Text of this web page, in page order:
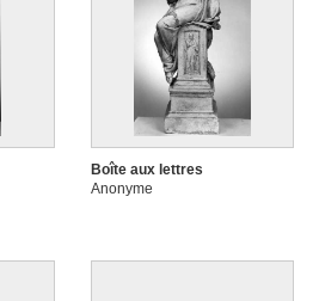
Boîte aux lettres
Anonyme